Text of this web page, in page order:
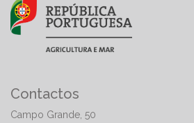
Contactos
Campo Grande, 50